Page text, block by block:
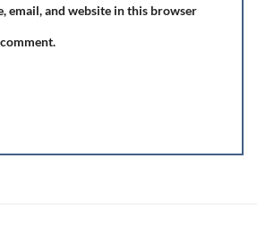
email, and website in this browser